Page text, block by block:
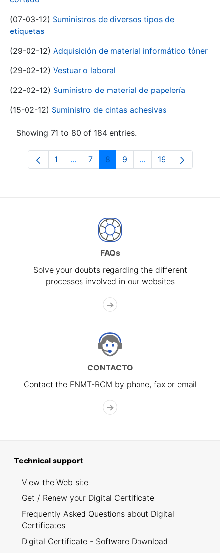
(07-03-12) Suministros de diversos tipos de
etiquetas
(29-02-12) Adquisición de material informático tóner
(29-02-12) Vestuario laboral
(22-02-12) Suministro de material de papelería
(15-02-12) Suministro de cintas adhesivas
Showing 71 to 80 of 184 entries.
Page
1 ...Intermediate Pages Use TAB to
Page
7 Page
8 Page
9 ...Intermediate Pages
Page
19
FAQs
Solve your doubts regarding the different
processes involved in our websites
CONTACTO
Contact the FNMT-RCM by phone, fax or email
Technical support
View the Web site
Get / Renew your Digital Certificate
Frequently Asked Questions about Digital
Certificates
Digital Certificate - Software Download